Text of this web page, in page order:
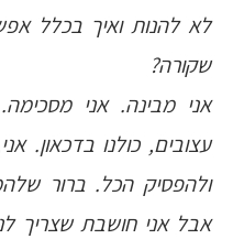
לא להנות ואיך בכלל
שקורה?
אני מבינה. אני
עצובים, כולנו בדכאון.
ולהפסיק הכל. ברור
אבל אני חושבת שצריך